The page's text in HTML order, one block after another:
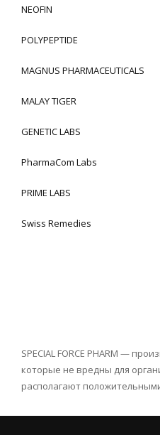
NEOFIN
POLYPEPTIDE
MAGNUS PHARMACEUTICALS
MALAY TIGER
GENETIC LABS
PharmaCom Labs
PRIME LABS
Swiss Remedies
SPECIAL FORCE PHARM —
которые не вредны для
располагают